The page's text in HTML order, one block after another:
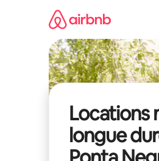
Locations
longue